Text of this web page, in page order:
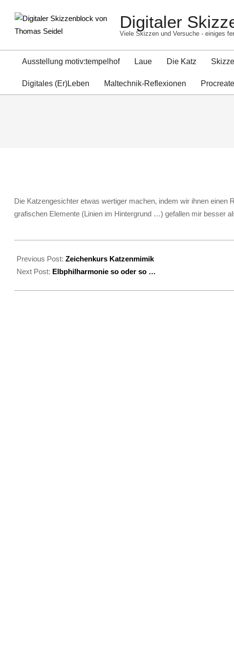
content
Digitaler
Viele Skizzen und Versuche - einiges
Ausstellung motiv:tempelhof Laue Die Katz
Digitales (Er)Leben Maltechnik-Reflexionen Procreate
Die Katzengesichter etwas wertiger machen, indem wir ihnen
grafischen Elemente (Linien im Hintergrund …) gefallen mir besser
07-
30
Previous Post: Zeichenkurs Katzenmimik
Next Post: Elbphilharmonie so oder so …